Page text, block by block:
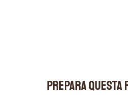
PREPARA QUESTA